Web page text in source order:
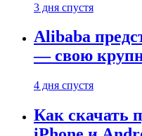
3 дня спустя
Alibaba
— свою
4 дня спустя
Как скачать